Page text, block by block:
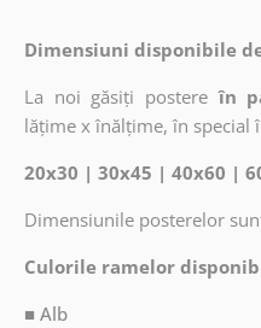
Dimensiuni disponibile
La noi găsiți postere în
lățime x înălțime, în special
20x30 | 30x45 | 40x60 |
Dimensiunile posterelor
Culorile ramelor
■ Alb